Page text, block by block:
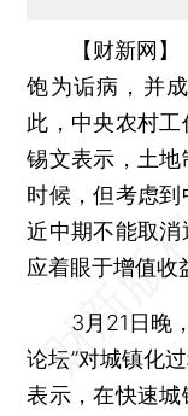
【财新网】
饱为诟病，并
此，中央农村
锡文表示，土
时候，但考虑到
近中期不能取
应着眼于增值收
3月21日晚，
论坛”对城镇化
表示，在快速